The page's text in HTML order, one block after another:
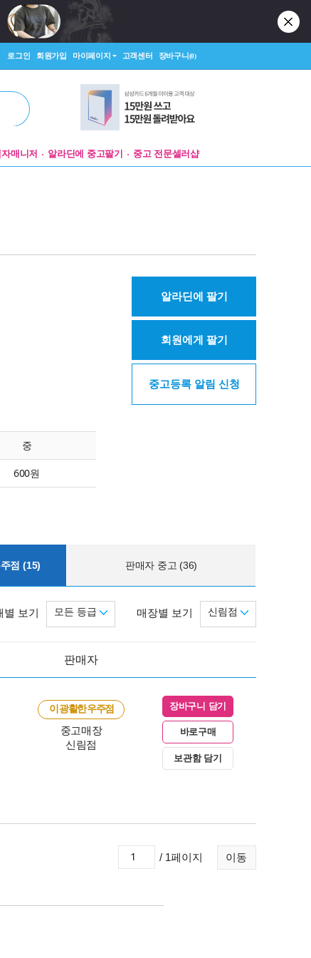
로그인 회원가입 마이페이지 고객센터 장바구니(0)
매니저 알라딘에 중고팔기 중고 전문셀러샵
중
600원
알라딘에 팔기
회원에게 팔기
중고등록 알림 신청
점 (15) 판매자 중고 (36)
매장별 보기 신림점
별 보기 모든 등급
판매자
이 광활한 우주점
중고매장
신림점
장바구니 담기
바로구매
보관함 담기
이동
/ 1페이지